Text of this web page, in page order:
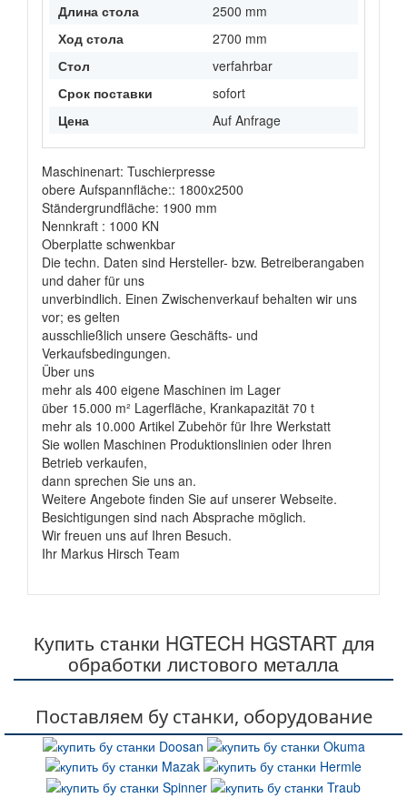
Длина стола
2500 mm
Ход стола
2700 mm
Стол
verfahrbar
Срок поставки
sofort
Цена
Auf Anfrage
Maschinenart: Tuschierpresse
obere Aufspannfläche:: 1800x2500
Ständergrundfläche: 1900 mm
Nennkraft : 1000 KN
Oberplatte schwenkbar
Die techn. Daten sind Hersteller- bzw. Betreiberangaben
und daher für uns
unverbindlich. Einen Zwischenverkauf behalten wir uns
vor; es gelten
ausschließlich unsere Geschäfts- und
Verkaufsbedingungen.
Über uns
mehr als 400 eigene Maschinen im Lager
über 15.000 m² Lagerfläche, Krankapazität 70 t
mehr als 10.000 Artikel Zubehör für Ihre Werkstatt
Sie wollen Maschinen Produktionslinien oder Ihren
Betrieb verkaufen,
dann sprechen Sie uns an.
Weitere Angebote finden Sie auf unserer Webseite.
Besichtigungen sind nach Absprache möglich.
Wir freuen uns auf Ihren Besuch.
Ihr Markus Hirsch Team
Купить станки HGTECH HGSTART для
обработки листового металла
Поставляем бу станки, оборудование